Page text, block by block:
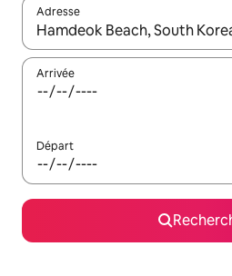
Adresse
Lorsque les résultats s'affichent,
Arrivée
Départ